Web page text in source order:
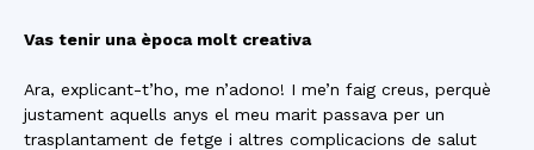
Vas tenir una època molt creativa
Ara, explicant-t’ho, me n’adono! I me’n faig creus, perquè
justament aquells anys el meu marit passava per un
trasplantament de fetge i altres complicacions de salut